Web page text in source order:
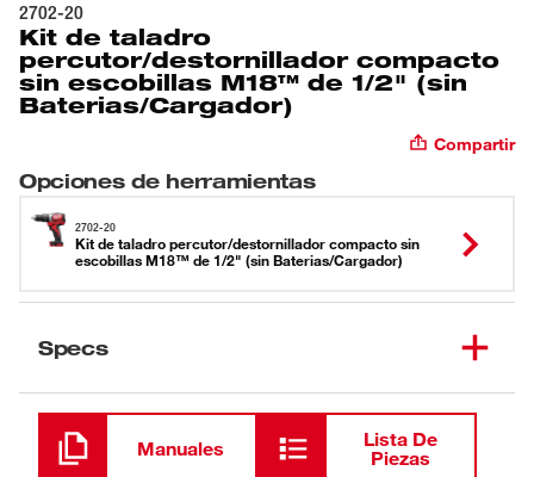
2702-20
Kit de taladro
percutor/destornillador compacto
sin escobillas M18™ de 1/2" (sin
Baterias/Cargador)
Compartir
Opciones de herramientas
2702-20
Kit de taladro percutor/destornillador compacto sin
escobillas M18™ de 1/2" (sin Baterias/Cargador)
Specs
Cargando
Manuales
Lista De
Piezas